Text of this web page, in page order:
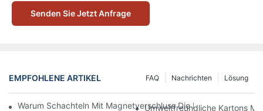
Senden Sie Jetzt Anfrage
EMPFOHLENE ARTIKEL Lösung
Nachrichten
FAQ
Warum Schachteln Mit Magnetverschluss Die Beste Wahl Für
Umweltfreundliche Kartons